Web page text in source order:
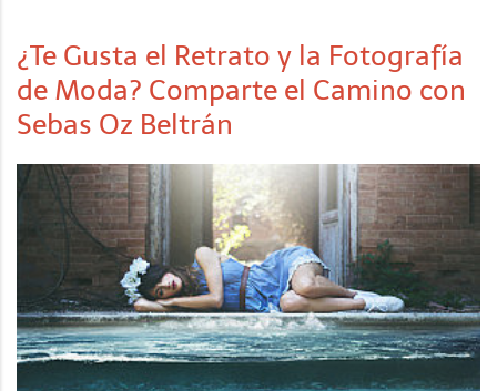
¿Te Gusta el Retrato y la Fotografía
de Moda? Comparte el Camino con
Sebas Oz Beltrán